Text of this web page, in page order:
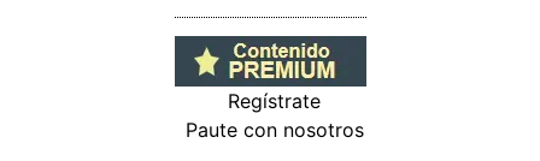
Regístrate
Paute con nosotros